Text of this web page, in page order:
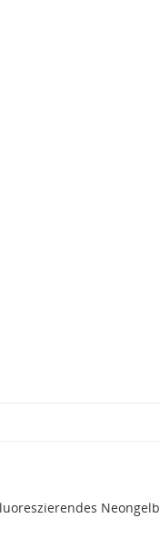
Neongelb.